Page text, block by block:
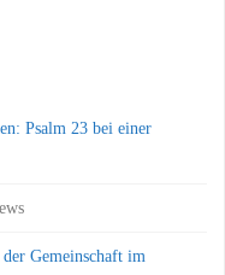
Psalm 23 bei einer
Gemeinschaft im